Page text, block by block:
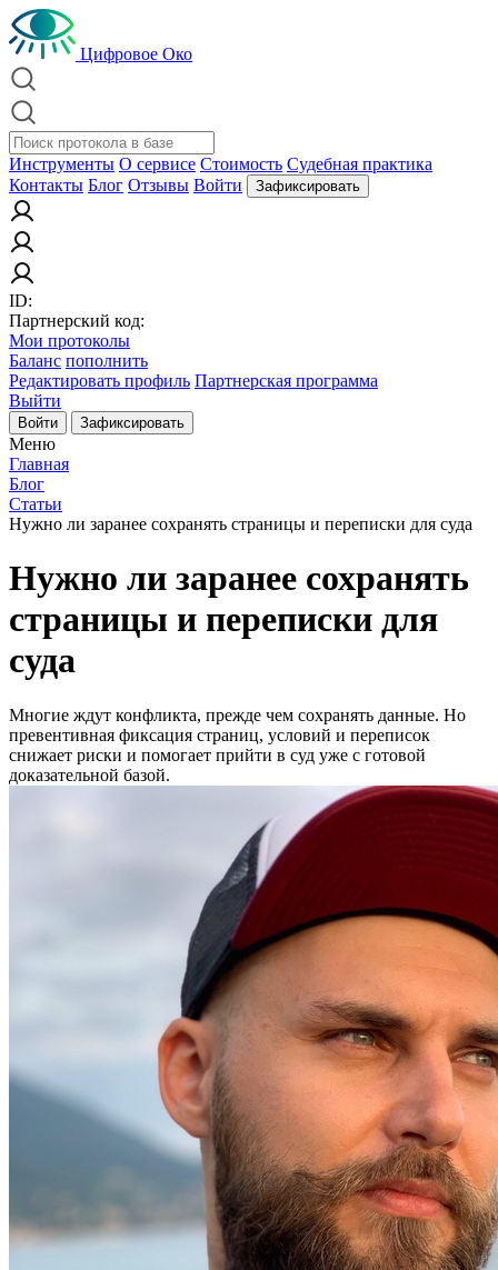
Цифровое Око
Инструменты О сервисе Стоимость Судебная практика
Контакты Блог Отзывы Войти Зафиксировать
ID:
Партнерский код:
Мои протоколы
Баланс пополнить
Редактировать профиль Партнерская программа
Выйти
Войти Зафиксировать
Меню
Главная
Блог
Статьи
Нужно ли заранее сохранять страницы и переписки для суда
Нужно ли заранее сохранять
страницы и переписки для
суда
Многие ждут конфликта, прежде чем сохранять данные. Но
превентивная фиксация страниц, условий и переписок
снижает риски и помогает прийти в суд уже с готовой
доказательной базой.